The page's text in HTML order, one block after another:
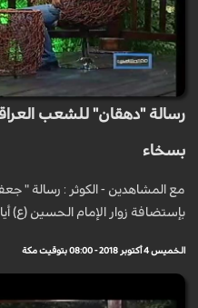
رسالة "دهقان" للشعب
بسخاء
مع المشاهدين - الكوثر : رسالة "
بإستضافة زوار الإمام الحسين (ع)
الخميس 4 أكتوبر 2018 - 08:00 بتوقيت مكة